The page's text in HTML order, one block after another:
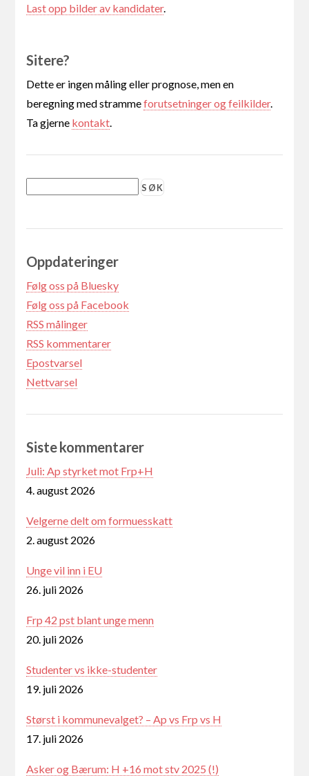
Last opp bilder av kandidater.
Sitere?
Dette er ingen måling eller prognose, men en
beregning med strammeforutsetninger og feilkilder.
Ta gjerne kontakt
Oppdateringer
Følg oss på Bluesky
Følg oss på Facebook
RSS målinger
RSS kommentarer
Epostvarsel
Nettvarsel
Siste kommentarer
Juli: Ap styrket mot Frp+H
4. august 2026
Velgerne delt om formuesskatt
2. august 2026
Unge vil inn i EU
26. juli 2026
Frp 42 pst blant unge menn
20. juli 2026
Studenter vs ikke-studenter
19. juli 2026
Størst i kommunevalget? – Ap vs Frp vs H
17. juli 2026
Asker og Bærum: H +16 mot stv 2025 (!)